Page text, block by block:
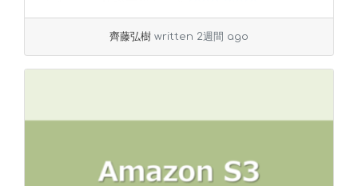
齊藤弘樹 written 2週間 ago